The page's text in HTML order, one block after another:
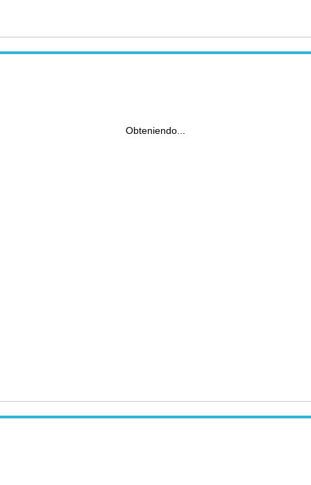
Obteniendo...